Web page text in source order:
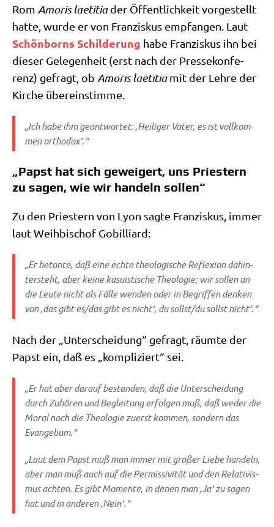
Rom Amo­ris lae­ti­tiader Öffent­lich­keit vor­ge­stellt
hat­te, wur­de er von Fran­zis­kus emp­fan­gen. Laut
Schön­borns Schil­de­rung habe Fran­zis­kus ihn bei
die­ser Gele­gen­heit (erst nach der Pres­se­kon­fe­
renz) gefragt, ob Amo­ris lae­ti­tiamit der Leh­re der
Kir­che übereinstimme.
„Ich habe ihm geant­wor­tet: ‚Hei­li­ger Vater, es ist voll­kom­
men orthodox‘.“
„Papst hat sich geweigert, uns Priestern
zu sagen, wie wir handeln sollen“
Zu den Prie­stern von Lyon sag­te Fran­zis­kus, immer
laut Weih­bi­schof Gobilliard:
„Er beton­te, daß eine ech­te theo­lo­gi­sche Refle­xi­on dahin­
ter­steht, aber kei­ne kasu­isti­sche Theo­lo­gie; wir sol­len an
die Leu­te nicht als Fäl­le wen­den oder in Begrif­fen den­ken
von ‚das gibt es/​das gibt es nicht‘, du sollst/​du sollst nicht‘.“
Nach der „Unter­schei­dung“ gefragt, räum­te der
Papst ein, daß es „kom­pli­ziert“ sei.
„Er hat aber dar­auf bestan­den, daß die Unter­schei­dung
durch Zuhö­ren und Beglei­tung erfol­gen muß, daß weder die
Moral noch die Theo­lo­gie zuerst kom­men, son­dern das
Evangelium.“
„Laut dem Papst muß man immer mit gro­ßer Lie­be han­deln,
aber man muß auch auf die Per­mis­si­vi­tät und den Rela­ti­vis­
mus ach­ten. Es gibt Momen­te, in denen man ‚Ja‘ zu sagen
hat und in ande­ren ‚Nein‘.“